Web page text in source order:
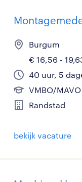
Burgum
€ 16,56 -
40 uur, 5
VMBO/MAVO
Randstad
bekijk vacature